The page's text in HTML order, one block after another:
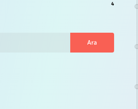
4